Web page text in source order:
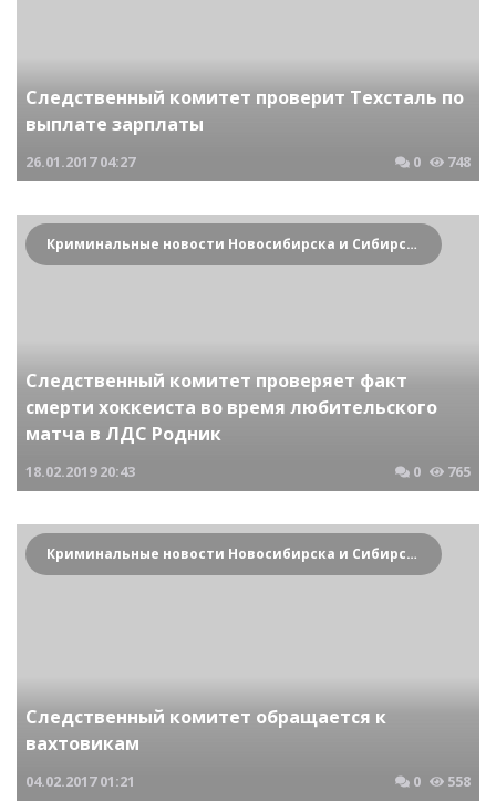
Следственный комитет проверит Техсталь по
выплате зарплаты
26.01.2017 04:27 0 748
Криминальные новости Новосибирска и Сибирского региона
Следственный комитет проверяет факт
смерти хоккеиста во время любительского
матча в ЛДС Родник
18.02.2019 20:43 0 765
Криминальные новости Новосибирска и Сибирского региона
Следственный комитет обращается к
вахтовикам
04.02.2017 01:21 0 558